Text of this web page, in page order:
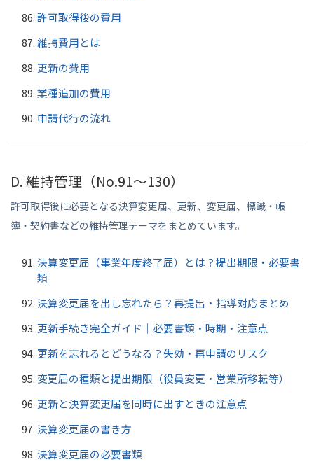
許可取得後の費用
維持費用とは
更新の費用
業種追加の費用
申請代行の流れ
D. 維持管理（No.91〜130）
許可取得後に必要となる決算変更届、更新、変更届、標識・帳
簿・契約書などの維持管理テーマをまとめています。
決算変更届（事業年度終了届）とは？提出期限・必要書
類
決算変更届を出し忘れたら？再提出・指導対応まとめ
更新手続き完全ガイド｜必要書類・時期・注意点
更新を忘れるとどうなる？失効・再申請のリスク
変更届の種類と提出期限（役員変更・営業所移転等）
更新と決算変更届を同時に出すときの注意点
決算変更届の書き方
決算変更届の必要書類